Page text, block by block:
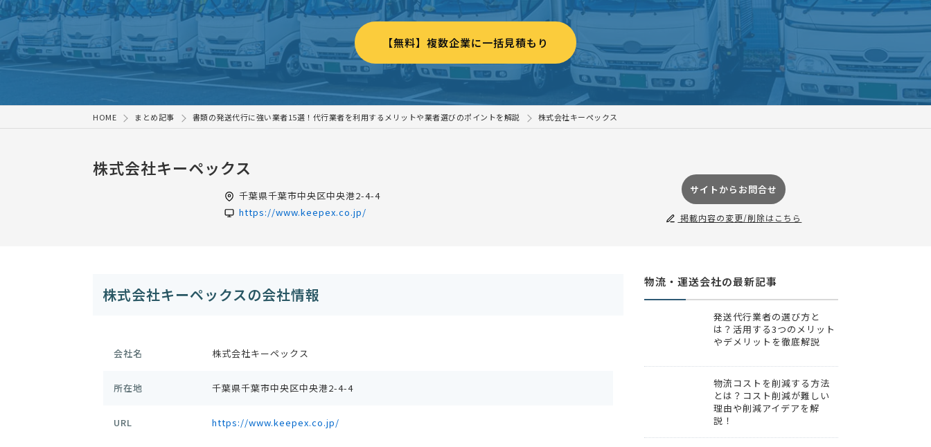
【無料】複数企業に一括見積もり
HOME まとめ記事 書類の発送代行に強い業者15選！代行業者を利用するメリットや業者選びのポイントを解説 株式会社キーペックス
株式会社キーペックス
千葉県千葉市中央区中央港2-4-4
https://www.keepex.co.jp/
サイトからお問合せ
掲載内容の変更/削除はこちら
株式会社キーペックスの会社情報
会社名 株式会社キーペックス
所在地 千葉県千葉市中央区中央港2-4-4
URL https://www.keepex.co.jp/
物流・運送会社の最新記事
発送代行業者の選び方と
は？活用する3つのメリット
やデメリットを徹底解説
物流コストを削減する方法
とは？コスト削減が難しい
理由や削減アイデアを解
説！